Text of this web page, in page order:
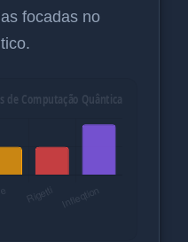
focadas no